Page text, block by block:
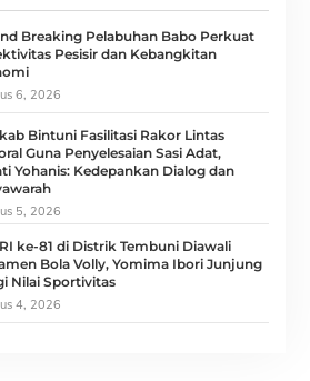
Breaking Pelabuhan Babo Perkuat
Pesisir dan Kebangkitan
6, 2026
Bintuni Fasilitasi Rakor Lintas
Guna Penyelesaian Sasi Adat,
Yohanis: Kedepankan Dialog dan
5, 2026
ke-81 di Distrik Tembuni Diawali
Bola Volly, Yomima Ibori Junjung
Nilai Sportivitas
4, 2026